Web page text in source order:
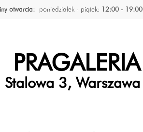
otwarcia: poniedziałek - piątek: 12:00 - 19:00
PRAGALERIA
Stalowa 3, Warszawa